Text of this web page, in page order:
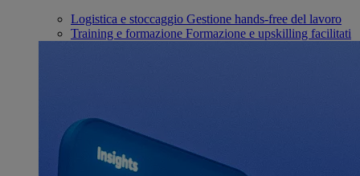
Logistica e stoccaggio Gestione hands-free del lavoro
Training e formazione Formazione e upskilling facilitati